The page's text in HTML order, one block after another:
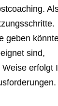
geben
sind,
erfolgt